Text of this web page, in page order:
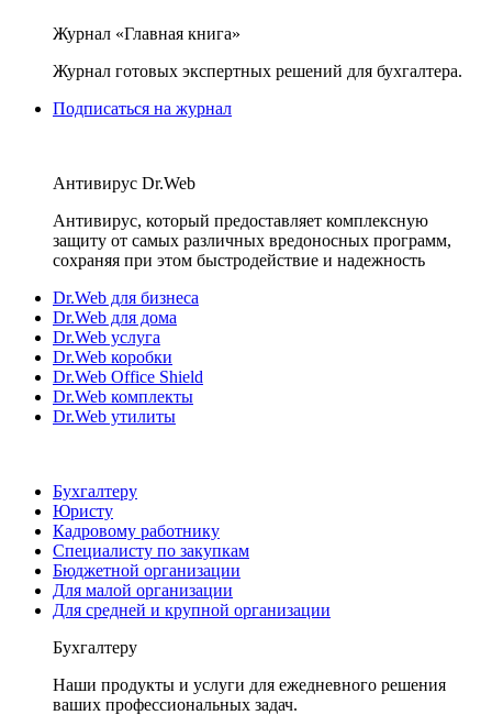
Журнал «Главная книга»
Журнал готовых экспертных решений для бухгалтера.
Подписаться на журнал
Антивирус Dr.Web
Антивирус, который предоставляет комплексную
защиту от самых различных вредоносных программ,
сохраняя при этом быстродействие и надежность
Dr.Web для бизнеса
Dr.Web для дома
Dr.Web услуга
Dr.Web коробки
Dr.Web Office Shield
Dr.Web комплекты
Dr.Web утилиты
Бухгалтеру
Юристу
Кадровому работнику
Специалисту по закупкам
Бюджетной организации
Для малой организации
Для средней и крупной организации
Бухгалтеру
Наши продукты и услуги для ежедневного решения
ваших профессиональных задач.